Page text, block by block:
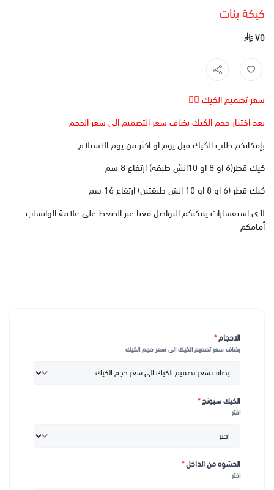
كيكة بنات
٧٥
سعر تصميم الكيك 👆🏻
بعد اختيار حجم الكيك يضاف سعر التصميم الى سعر الحجم
بإمكانكم طلب الكيك قبل يوم او اكثر من يوم الاستلام
كيك قطر(6 او 8 او 10انش طبقة) ارتفاع 8 سم
كيك قطر (6 او 8 او 10 انش طبقتين) ارتفاع 16 سم
لأي استفسارات يمكنكم التواصل معنا عبر الضغط على علامة الواتساب
أمامكم
الاحجام*
يضاف سعر تصميم الكيك الى سعر حجم الكيك
الكيك سبونج*
اختر
الحشوه من الداخل*
اختر